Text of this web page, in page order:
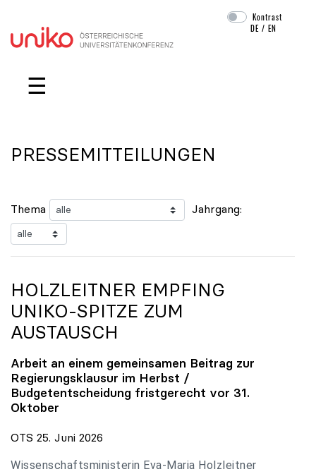
Navigation überspringen
Kontrast
DE /EN
☰
PRESSEMITTEILUNGEN
Thema Jahrgang:
HOLZLEITNER EMPFING
UNIKO-SPITZE ZUM
AUSTAUSCH
Arbeit an einem gemeinsamen Beitrag zur
Regierungsklausur im Herbst /
Budgetentscheidung fristgerecht vor 31.
Oktober
OTS 25. Juni 2026
Wissenschaftsministerin Eva-Maria Holzleitner